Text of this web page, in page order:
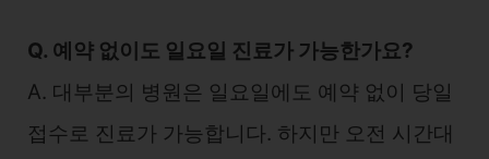
Q. 예약 없이도 일요일 진료가 가능한가요?
A. 대부분의 병원은 일요일에도 예약 없이 당일
접수로 진료가 가능합니다. 하지만 오전 시간대